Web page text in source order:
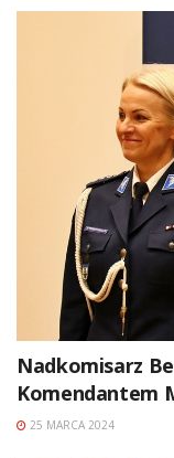
Nadkomisarz
Komendantem
25 MARCA 2024